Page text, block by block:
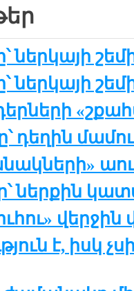
ներկայի
ներկայի
դեղին
ներքին
վերջին
է, իսկ